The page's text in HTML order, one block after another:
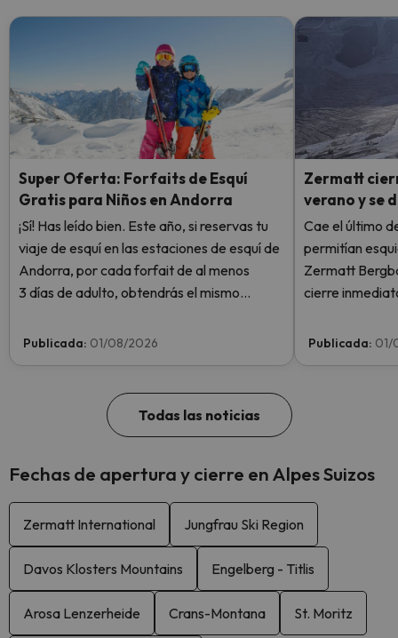
Super Oferta: Forfaits de Esquí
Gratis para Niños en Andorra
¡Sí! Has leído bien. Este año, si reservas tu
viaje de esquí en las estaciones de esquí de
Andorra, por cada forfait de al menos
3 días de adulto, obtendrás el mismo
totalmente GRATIS. Entra e infórmate
Publicada: 01/08/2026
Zermatt
verano y se
Cae el último
permitían
Zermatt
cierre
sin llegar
Publicada: 01/
Todas las noticias
Fechas de apertura y cierre en Alpes Suizos
Zermatt International Jungfrau Ski Region
Davos Klosters Mountains Engelberg - Titlis
Arosa Lenzerheide Crans-Montana St. Moritz